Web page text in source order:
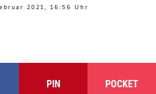
2021, 16:56 Uhr
PIN POCKET